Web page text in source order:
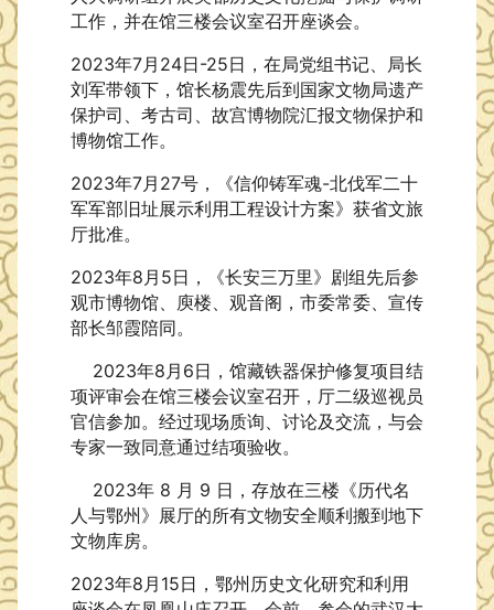
工作，并在馆三楼会议室召开座谈会。
2023年7月24日-25日，在局党组书记、局长
刘军带领下，馆长杨震先后到国家文物局遗产
保护司、考古司、故宫博物院汇报文物保护和
博物馆工作。
2023年7月27号，《信仰铸军魂-北伐军二十
军军部旧址展示利用工程设计方案》获省文旅
厅批准。
2023年8月5日，《长安三万里》剧组先后参
观市博物馆、庾楼、观音阁，市委常委、宣传
部长邹霞陪同。
2023年8月6日，馆藏铁器保护修复项目结
项评审会在馆三楼会议室召开，厅二级巡视员
官信参加。 经过现场质询、讨论及交流，与会
专家一致同意通过结项验收。
2023年 8 月 9 日，存放在三楼《历代名
人与鄂州》展厅的所有文物安全顺利搬到地下
文物库房。
2023年8月15日，鄂州历史文化研究和利用